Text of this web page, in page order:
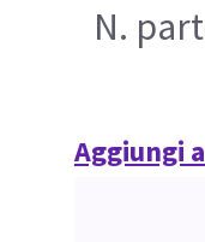
N.
Aggiungi